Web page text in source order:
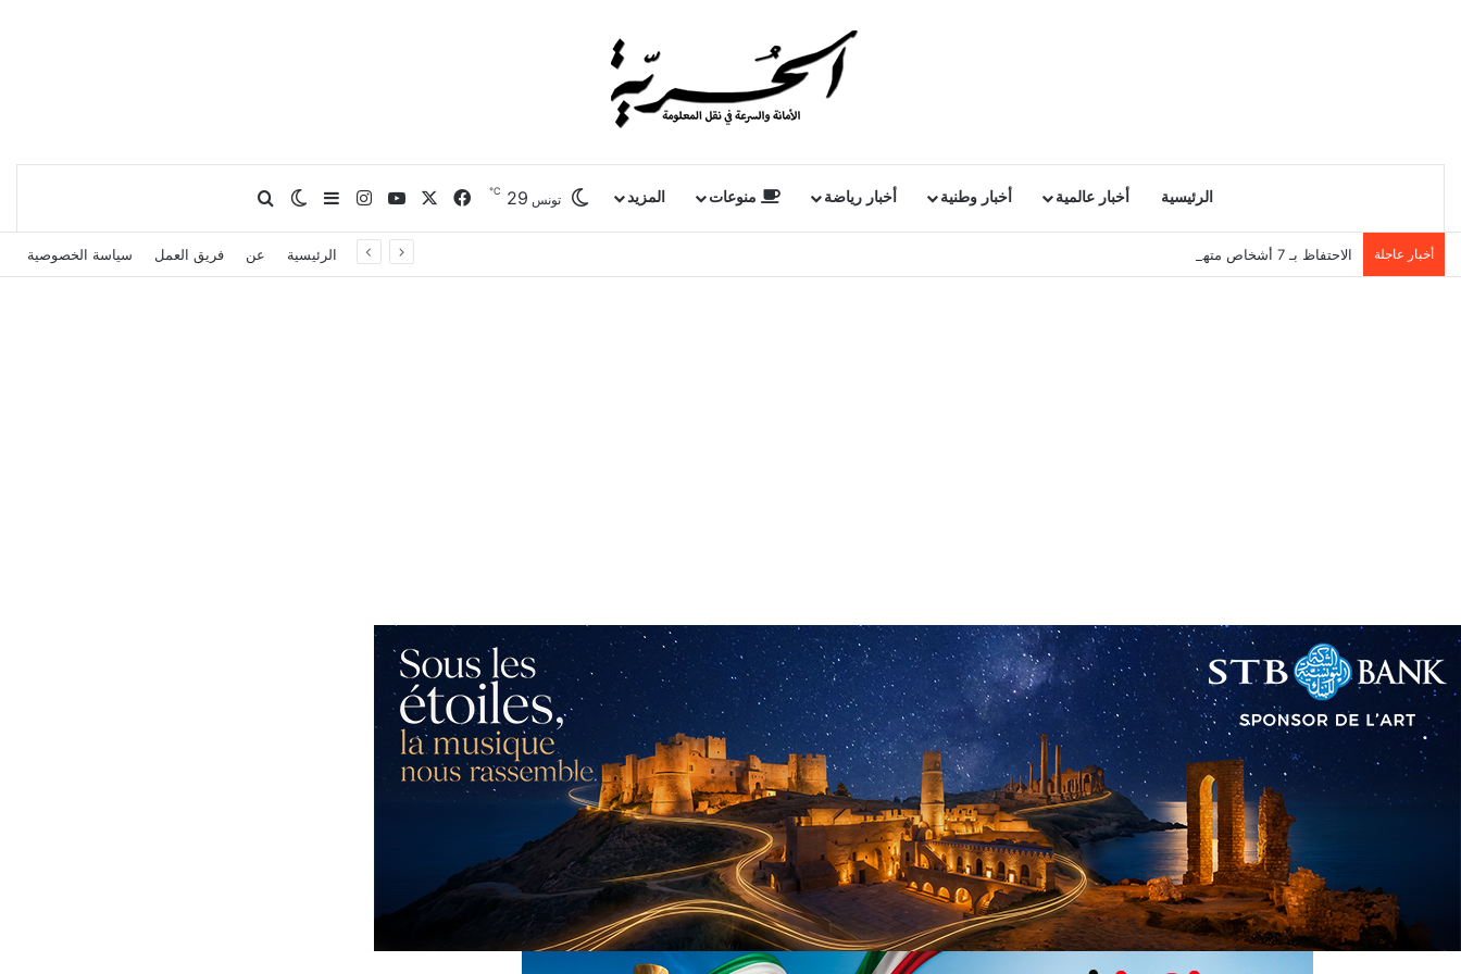
الرئيسية أخبار عالمية أخبار وطنية أخبار رياضة منوعات المزيد تونس 29
℃ فيسبوك يوتيوبانستقرامإضافة عمود جانبي
الوضع المظلم
بحث عن
أخبار عاجلة الاحتفاظ بـ 7 أشخاص متهمين في بث اشاعة حرق سجن المسعدين الرئيسية عن فريق العمل سياسة الخصوصية